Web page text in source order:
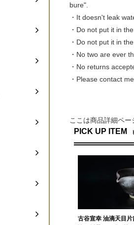
bure".
・It doesn't leak
・Do not put it in
・Do not put it in
・No two are ever
・No returns
・Please contact
ここは商品詳細ペー
PICK UP ITEM
古谷宣幸 油滴天目